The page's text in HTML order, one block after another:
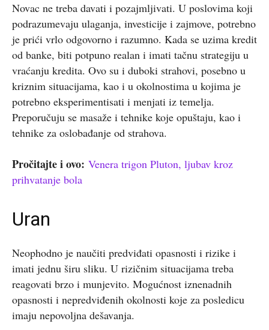
Novac ne treba davati i pozajmljivati. U poslovima koji
podrazumevaju ulaganja, investicije i zajmove, potrebno
je prići vrlo odgovorno i razumno. Kada se uzima kredit
od banke, biti potpuno realan i imati tačnu strategiju u
vraćanju kredita. Ovo su i duboki strahovi, posebno u
kriznim situacijama, kao i u okolnostima u kojima je
potrebno eksperimentisati i menjati iz temelja.
Preporučuju se masaže i tehnike koje opuštaju, kao i
tehnike za oslobađanje od strahova.
Pročitajte i ovo: Venera trigon Pluton, ljubav kroz
prihvatanje bola
Uran
Neophodno je naučiti predviđati opasnosti i rizike i
imati jednu širu sliku. U rizičnim situacijama treba
reagovati brzo i munjevito. Mogućnost iznenadnih
opasnosti i nepredviđenih okolnosti koje za posledicu
imaju nepovoljna dešavanja.